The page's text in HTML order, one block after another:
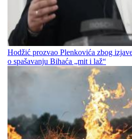
Hodžić prozvao Plenkovića zbog
o spašavanju Bihaća „mit i laž“